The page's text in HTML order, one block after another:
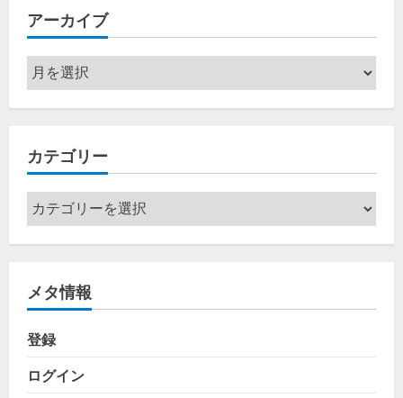
アーカイブ
ア
ー
カ
ブ
カテゴリー
カ
テ
ゴ
ー
メタ情報
登録
ログイン